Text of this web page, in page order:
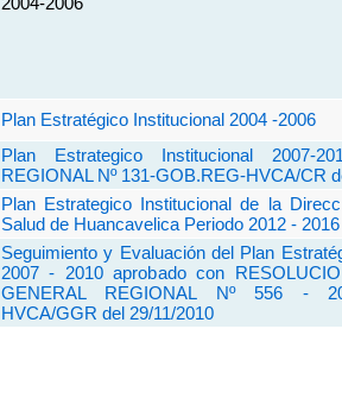
Plan Estratégico Institucional 2004 -2006
Plan Estrategico Institucional 2007-
REGIONAL Nº 131-GOB.REG-HVCA/CR
Plan Estrategico Institucional de la
Salud de Huancavelica Periodo 2012 - 2016
Seguimiento y Evaluación del Plan
2007 - 2010 aprobado con
GENERAL REGIONAL Nº 556 -
HVCA/GGR del 29/11/2010